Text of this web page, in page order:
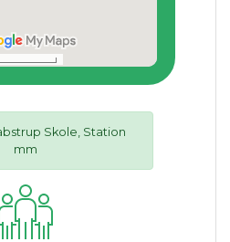
Skole, Station
mm